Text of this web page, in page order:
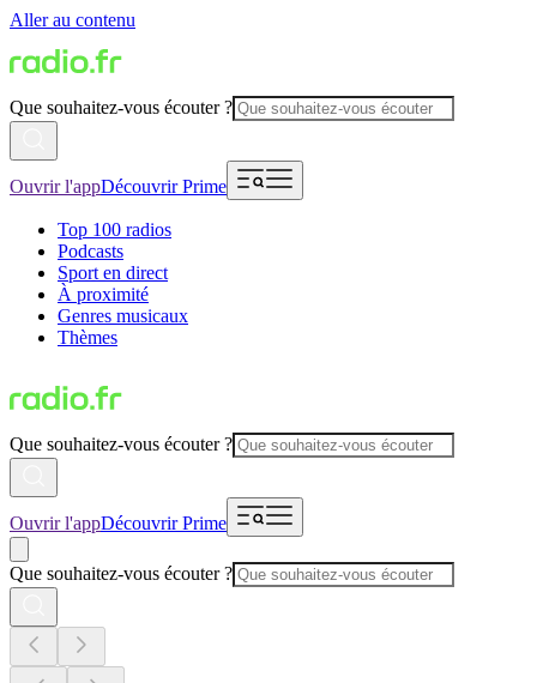
Aller au contenu
Que souhaitez-vous écouter ?
Ouvrir l'appDécouvrir Prime
Top 100 radios
Podcasts
Sport en direct
À proximité
Genres musicaux
Thèmes
Que souhaitez-vous écouter ?
Ouvrir l'appDécouvrir Prime
Que souhaitez-vous écouter ?